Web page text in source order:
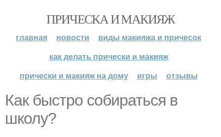
ПРИЧЕСКА И МАКИЯЖ
главная новости
виды макияжа и причесок
как делать прически и макияж
прически и макияж на дому
игры отзывы
Как быстро собираться в
школу?